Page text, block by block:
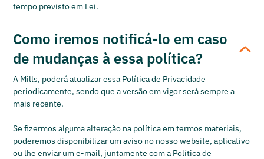
tempo previsto em Lei.
Como iremos notificá-lo em caso
de mudanças à essa política?
A Mills, poderá atualizar essa Política de Privacidade
periodicamente, sendo que a versão em vigor será sempre a
mais recente.
Se fizermos alguma alteração na política em termos materiais,
poderemos disponibilizar um aviso no nosso website, aplicativo
ou lhe enviar um e-mail, juntamente com a Política de